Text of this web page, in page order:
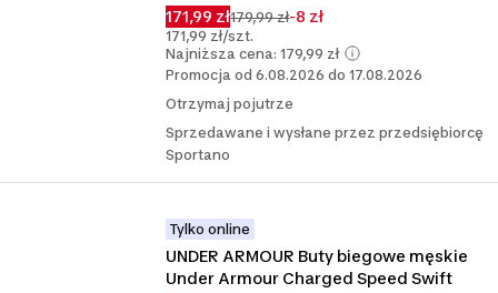
171,99 zł179,99 zł-8 zł
171,99 zł/szt.
Najniższa cena: 179,99 zł
Promocja od 6.08.2026 do 17.08.2026
Otrzymaj pojutrze
Sprzedawane i wysłane przez przedsiębiorcę
Sportano
Tylko online
UNDER ARMOUR Buty biegowe męskie
Under Armour Charged Speed Swift